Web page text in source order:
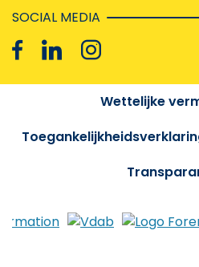
SOCIAL MEDIA
Wettelijke